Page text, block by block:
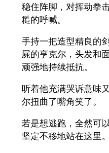
稳住阵脚，对挥动拳
糙的呼喊。
手持一把造型精良的
屍的亨克尔，头发和
顽强地持续抵抗。
听着他充满哭诉意味
尔扭曲了嘴角笑了。
若是想逃跑，全然可
坚定不移地站在这里。